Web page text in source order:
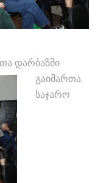
დარბაზში
გაიმართა.
საჯარო